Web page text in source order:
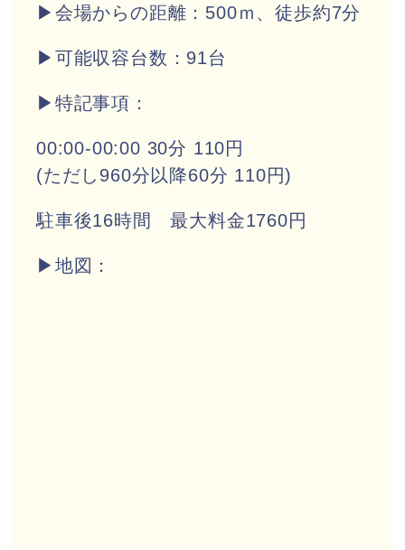
▶会場からの距離：500ｍ、徒歩約7分
▶ 可能収容台数：91台
▶特記事項：
00:00-00:00 30分 110円
(ただし960分以降60分 110円)
駐車後16時間 最大料金1760円
▶地図：